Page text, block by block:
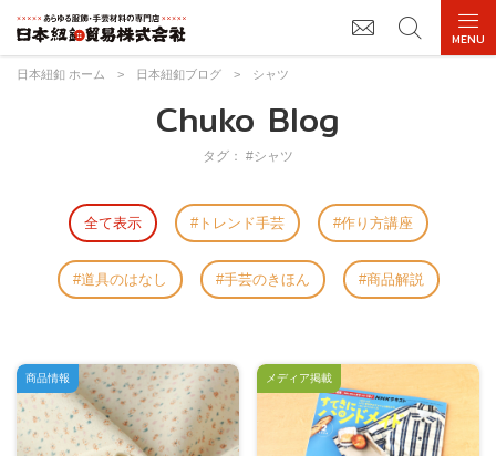
日本紐釦 ホーム > 日本紐釦ブログ > シャツ
Chuko Blog
タグ： #シャツ
全て表示 トレンド手芸 作り方講座
道具のはなし 手芸のきほん 商品解説
商品情報 メディア掲載